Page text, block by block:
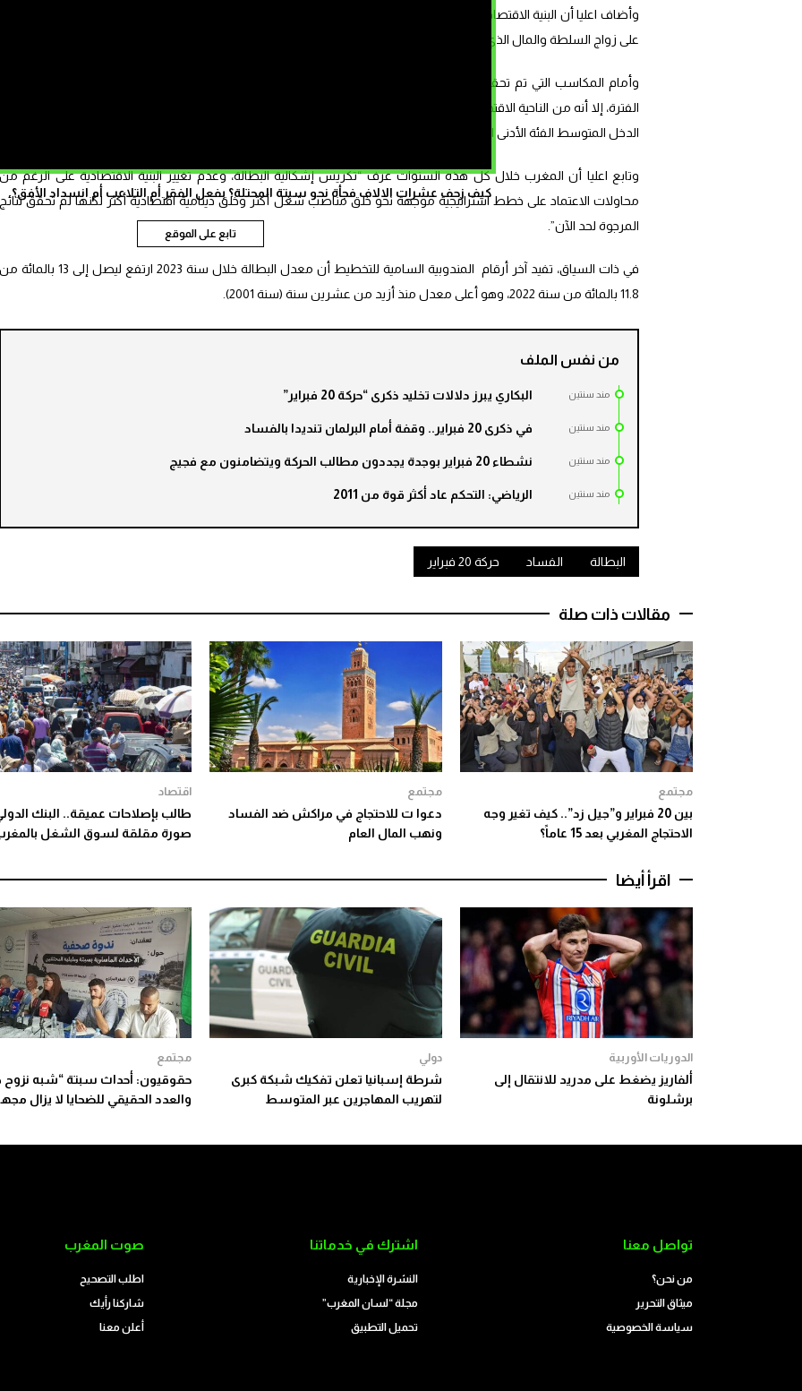
كيف زحف عشرات الالاف فجأة نحو سبتة المحتلة؟ بفعل الفقر أم التلاعب أم انسداد الأفق؟
تابع على الموقع
وأضاف اعليا أن البنية الاقتصادية تحولت نحو بنية احتكارية أكثر، من خلال توسع مجالات التحكم الاقتصادي، بالإضافة إلى “التأكيد
على زواج السلطة والمال الذي أصبح أكثر وضوحا الآن من خلال رئاسة هذه الحكومة”.
الفترة، إلا أنه من الناحية الاقتصادية يرى اعليا أنها لم تؤثر على المستوى المعيشي للمغاربة، مضيفا “إننا زلنا نقبع في فخ معدل
الدخل المتوسط الفئة الأدنى الذي بلغناه منذ سنوات طويلة وما زلنا حبيسي هذا الفخ”.
وتابع اعليا أن المغرب خلال كل هذه السنوات عرف “تكريس إشكالية البطالة، وعدم تغيير البنية الاقتصادية على الرغم من
محاولات الاعتماد على خطط استراتيجية موجهة نحو خلق مناصب شغل أكثر وخلق دينامية اقتصادية أكثر لكنها لم تحقق نتائج
المرجوة لحد الآن”.
في ذات السياق، تفيد آخر أرقام المندوبية السامية للتخطيط أن معدل البطالة خلال سنة 2023 ارتفع ليصل إلى 13 بالمائة من
11.8 بالمائة من سنة 2022، وهو أعلى معدل منذ أزيد من عشرين سنة (سنة 2001).
من نفس الملف
مند سنتين البكاري يبرز دلالات تخليد ذكرى “حركة 20 فبراير”
مند سنتين في ذكرى 20 فبراير.. وقفة أمام البرلمان تنديدا بالفساد
مند سنتين نشطاء 20 فبراير بوجدة يجددون مطالب الحركة ويتضامنون مع فجيج
مند سنتين الرياضي: التحكم عاد أكثر قوة من 2011
البطالة الفساد حركة 20 فبراير
مقالات ذات صلة
مجتمع
بين 20 فبراير و”جيل زد”.. كيف تغير وجه
الاحتجاج المغربي بعد 15 عاماً؟
مجتمع
دعوا ت للاحتجاج في مراكش ضد الفساد
ونهب المال العام
اقتصاد
طالب بإصلاحات عميقة.. البنك
صورة مقلقة لسوق الشغل
اقرأ أيضا
الدوريات الأوربية
ألفاريز يضغط على مدريد للانتقال إلى
برشلونة
دولي
شرطة إسبانيا تعلن تفكيك شبكة كبرى
لتهريب المهاجرين عبر المتوسط
مجتمع
حقوقيون: أحداث سبتة “شبه نزوح
والعدد الحقيقي للضحايا لا يزال
تواصل معنا
من نحن؟
ميثاق التحرير
سياسة الخصوصية
اشترك في خدماتنا
النشرة الإخبارية
مجلة “لسان المغرب”
تحميل التطبيق
صوت المغرب
اطلب التصحيح
شاركنا رأيك
أعلن معنا